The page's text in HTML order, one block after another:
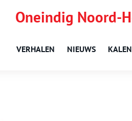
Oneindig Noord-
VERHALEN NIEUWS